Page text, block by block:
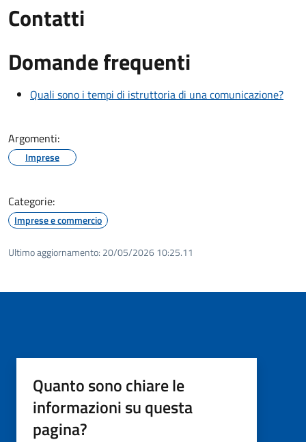
Contatti
Domande frequenti
Quali sono i tempi di istruttoria di una comunicazione?
Argomenti:
Imprese
Categorie:
Imprese e commercio
Ultimo aggiornamento: 20/05/2026 10:25.11
Quanto sono chiare le
informazioni su questa
pagina?